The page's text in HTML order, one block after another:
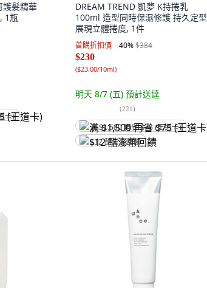
護髮精華
1瓶
卡)
DREAM TREND 凱夢 K持捲乳
100ml 造型同時保濕修護 持久定型
展現立體捲度, 1件
首購折扣價 40%$384
$230
($23.00/10ml)
明天 8/7 (五) 預計送達
(221)
满 $1,500 再省 $75 (王道卡)
$12 酷澎幣回饋